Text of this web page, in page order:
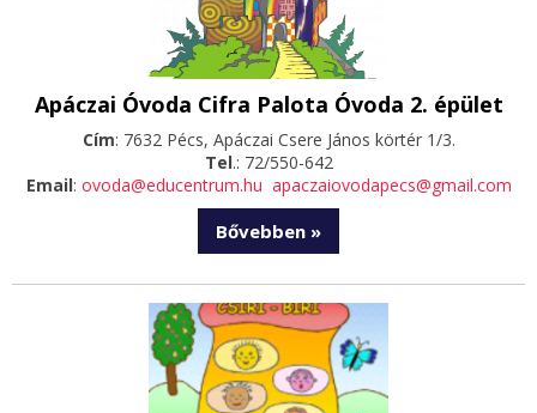
Apáczai Óvoda Cifra Palota Óvoda 2. épület
Cím: 7632 Pécs, Apáczai Csere János körtér 1/3.
Tel.: 72/550-642
Email: ovoda@educentrum.hu apaczaiovodapecs@gmail.com
Bővebben »